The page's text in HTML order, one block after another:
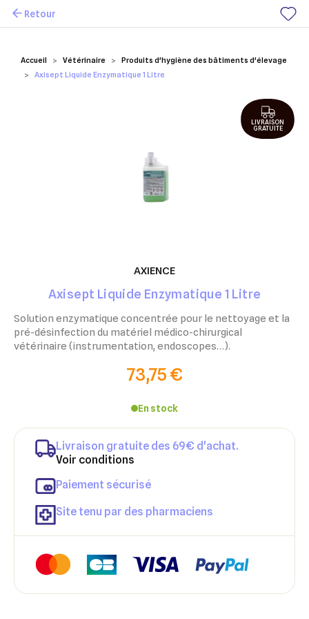
Mes favoris
Accueil Vétérinaire
Produits d'hygiène des bâtiments d'élevage
Axisept Liquide Enzymatique 1 Litre
Retour
AXIENCE
Axisept Liquide Enzymatique 1 Litre
Solution enzymatique concentrée pour le nettoyage et la
pré-désinfection du matériel médico-chirurgical
vétérinaire (instrumentation, endoscopes…).
73,75 €
En stock
Livraison gratuite des 69€ d'achat.
Voir conditions
Paiement sécurisé
Site tenu par des pharmaciens
LIVRAISON
GRATUITE